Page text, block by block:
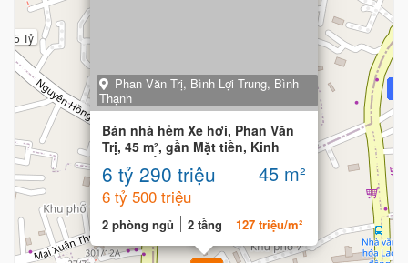
6.5 Tỷ
Phan Văn Trị, Bình Lợi Trung, Bình
Thạnh
Bán nhà hẻm Xe hơi, Phan Văn
Trị, 45 m², gần Mặt tiền, Kinh
doanh tốt
6 tỷ 290 triệu 45 m²
6 tỷ 500 triệu
2 phòng ngủ 2 tầng 127 triệu/m²